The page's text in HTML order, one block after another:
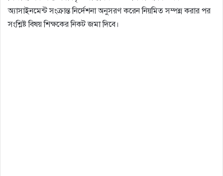
অ্যাসাইনমেন্ট সংক্রান্ত নির্দেশনা অনুসরণ করেন নিয়মিত সম্পন্ন করার পর
সংশ্লিষ্ট বিষয় শিক্ষকের নিকট জমা দিবে।